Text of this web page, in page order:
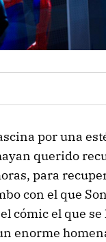
por una
querido
para
con el que
cómic el que
enorme